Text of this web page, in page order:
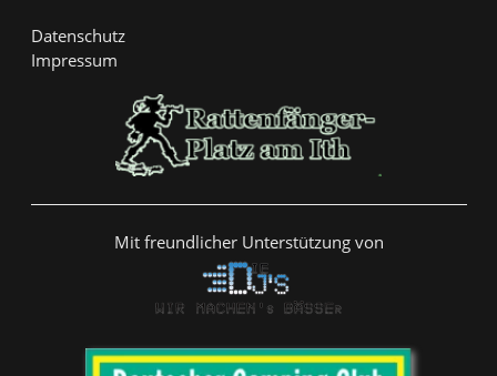
Datenschutz
Impressum
Mit freundlicher Unterstützung von